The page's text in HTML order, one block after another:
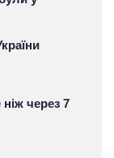
через 7